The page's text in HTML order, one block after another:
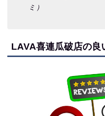
ミ）
LAVA喜連瓜破店の良